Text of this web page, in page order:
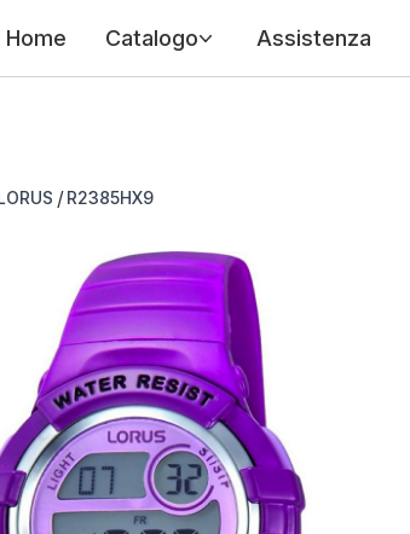
Home Catalogo Assistenza
/ R2385HX9